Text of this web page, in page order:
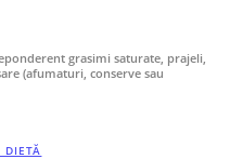
grasimi saturate, prajeli,
(afumaturi, conserve sau
DIETĂ